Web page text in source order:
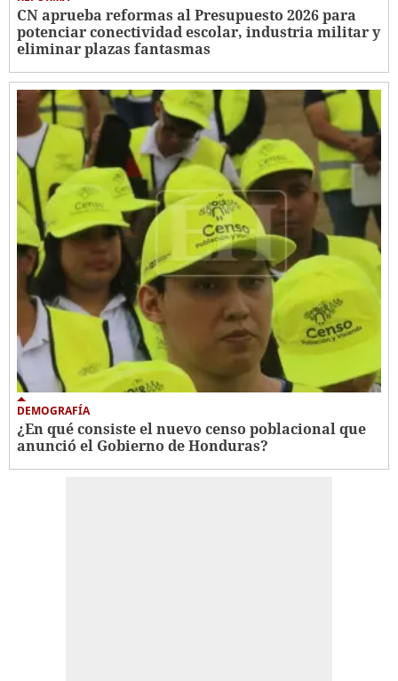
CN aprueba reformas al Presupuesto 2026 para
potenciar conectividad escolar, industria militar y
eliminar plazas fantasmas
DEMOGRAFÍA
¿En qué consiste el nuevo censo poblacional que
anunció el Gobierno de Honduras?